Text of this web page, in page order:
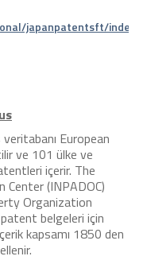
japanpatentsft/index?
European
ve 101 ülke ve
içerir. The
(INPADOC)
Organization
belgeleri için
kapsamı 1850 den